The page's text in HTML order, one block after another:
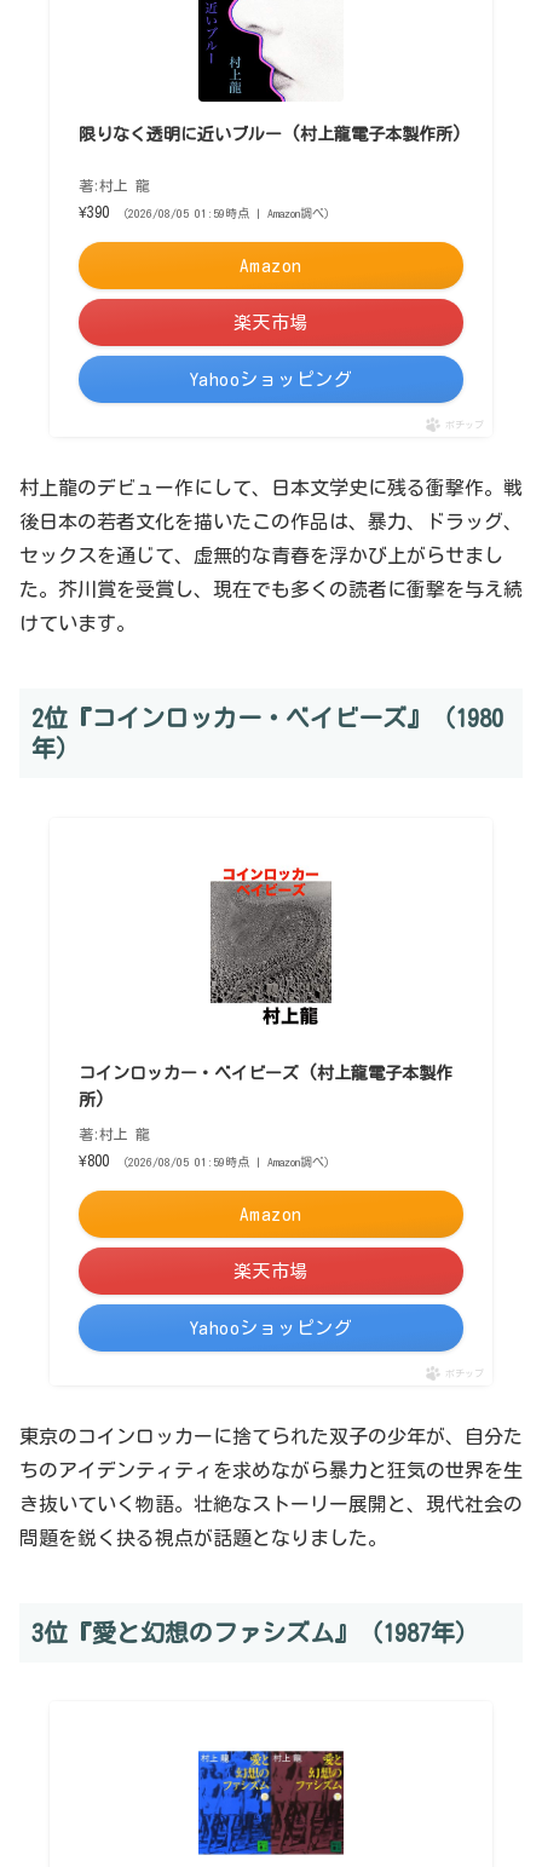
限りなく透明に近いブルー (村上龍電子本製作所)
著:村上 龍
¥390
（2026/08/05 01:59時点 | Amazon調べ）
Amazon
楽天市場
Yahooショッピング
ポチップ
村上龍のデビュー作にして、日本文学史に残る衝撃作。戦
後日本の若者文化を描いたこの作品は、暴力、ドラッグ、
セックスを通じて、虚無的な青春を浮かび上がらせまし
た。芥川賞を受賞し、現在でも多くの読者に衝撃を与え続
けています。
2位『コインロッカー・ベイビーズ』（1980
年）
コインロッカー・ベイビーズ (村上龍電子本製作
所)
著:村上 龍
¥800
（2026/08/05 01:59時点 | Amazon調べ）
Amazon
楽天市場
Yahooショッピング
ポチップ
東京のコインロッカーに捨てられた双子の少年が、自分た
ちのアイデンティティを求めながら暴力と狂気の世界を生
き抜いていく物語。壮絶なストーリー展開と、現代社会の
問題を鋭く抉る視点が話題となりました。
3位『愛と幻想のファシズム』（1987年）